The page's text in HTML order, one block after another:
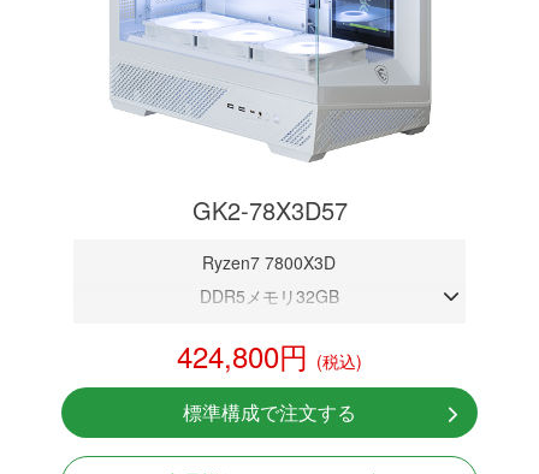
GK2-78X3D57
Ryzen7 7800X3D
DDR5メモリ32GB
NVMeSSD 1TB
無線LAN Bluetooth対応
Windows11 Home 64bit
LCDスクリーン搭載
424,800円 (税込)
標準構成で注文する